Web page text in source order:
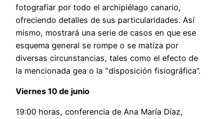
fotografiar por todo el archipiélago canario,
ofreciendo detalles de sus particularidades. Así
mismo, mostrará una serie de casos en que ese
esquema general se rompe o se matiza por
diversas circunstancias, tales como el efecto de
la mencionada gea o la "disposición fisiográfica”.
Viernes 10 de junio
19:00 horas, conferencia de Ana María Díaz,